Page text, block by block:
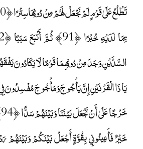
يَا ذَا الْقَرْنَيْنِ إِنَّ يَأْجُوجَ وَمَأْجُوجَ